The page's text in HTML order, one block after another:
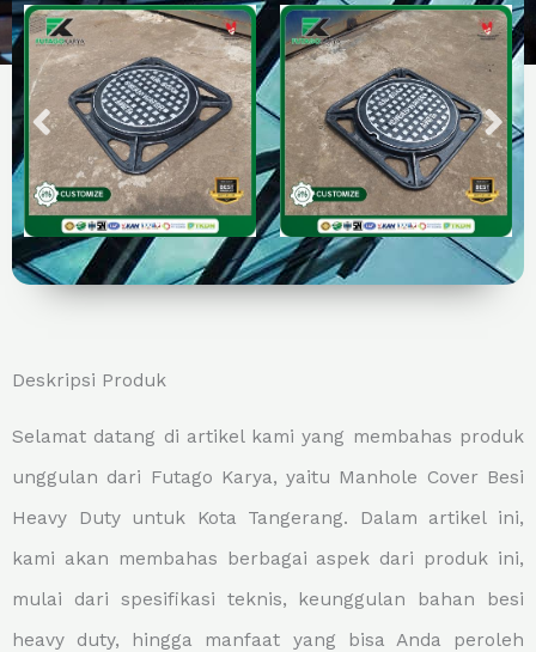
Deskripsi Produk
Selamat datang di artikel kami yang membahas produk
unggulan dari Futago Karya, yaitu Manhole Cover Besi
Heavy Duty untuk Kota Tangerang. Dalam artikel ini,
kami akan membahas berbagai aspek dari produk ini,
mulai dari spesifikasi teknis, keunggulan bahan besi
heavy duty, hingga manfaat yang bisa Anda peroleh